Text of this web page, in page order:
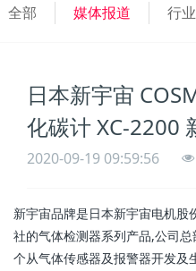
全部 媒体报道 行
日本新宇宙
化碳计 XC-2200
2020-09-19 09:59:56
新宇宙品牌是日本新宇宙电机
社的气体检测器系列产品,公司
个从气体传感器及报警器开发及